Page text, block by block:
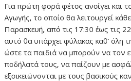
Για πρώτη φορά φέτος ανοίγει και
Αγωγής, το οποίο θα λειτουργεί
Παρασκευή, από τις 17:30 έως τις
αυτό θα υπάρχει φύλακας καθ’ όλη
ώστε τα παιδιά να μπορούν να τον
ποδήλατά τους, να παίζουν με
εξοικειώνονται με τους βασικούς